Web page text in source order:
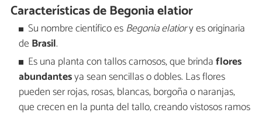
Características de Begonia elatior
Su nombre científico esBegonia elatiory es originaria
de Brasil.
Es una planta con tallos carnosos, que brindaflores
abundantesya sean sencillas o dobles. Las flores
pueden ser rojas, rosas, blancas, borgoña o naranjas,
que crecen en la punta del tallo, creando vistosos ramos